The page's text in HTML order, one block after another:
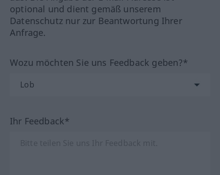
optional und dient gemäß unserem
Datenschutz nur zur Beantwortung Ihrer
Anfrage.
Wozu möchten Sie uns Feedback geben?*
Ihr Feedback*